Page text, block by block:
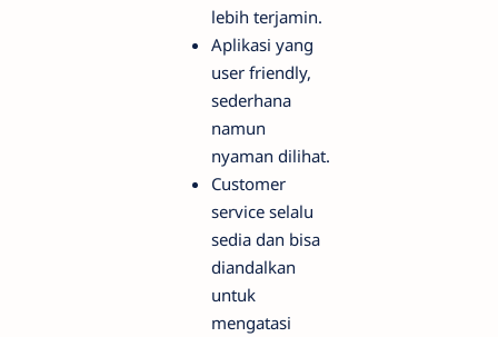
lebih terjamin.
Aplikasi yang
user friendly,
sederhana
namun
nyaman dilihat.
Customer
service selalu
sedia dan bisa
diandalkan
untuk
mengatasi